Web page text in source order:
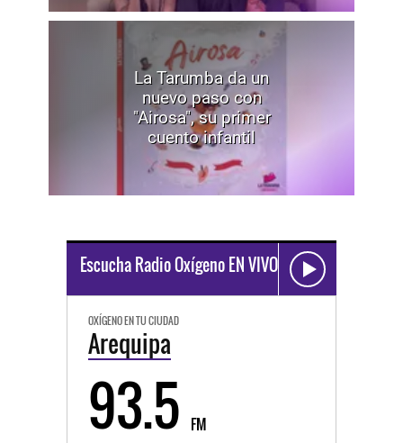
La Tarumba da un
nuevo paso con
"Airosa", su primer
cuento infantil
Escucha Radio Oxígeno EN VIVO
OXÍGENO EN TU CIUDAD
Arequipa
93.5 FM